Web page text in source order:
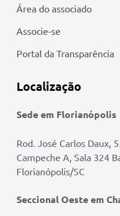
Área do associado
Associe-se
Portal da Transparência
Localização
Sede em Florianópolis
Rod. José Carlos Daux,
Campeche A, Sala 324
Florianópolis/SC
Seccional Oeste em